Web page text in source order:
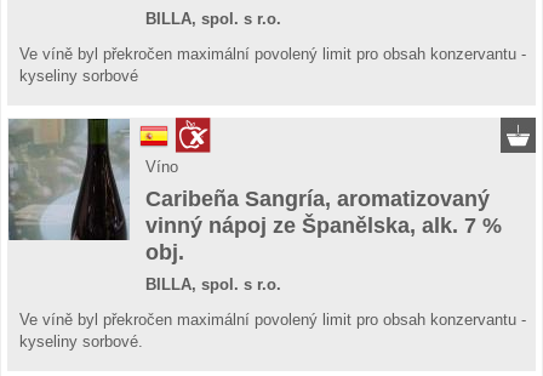
BILLA, spol. s r.o.
Ve víně byl překročen maximální povolený limit pro obsah konzervantu -
kyseliny sorbové
Víno
Caribeña Sangría, aromatizovaný
vinný nápoj ze Španělska, alk. 7 %
obj.
BILLA, spol. s r.o.
Ve víně byl překročen maximální povolený limit pro obsah konzervantu -
kyseliny sorbové.